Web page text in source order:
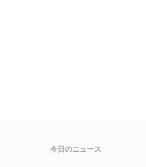
今日のニュース